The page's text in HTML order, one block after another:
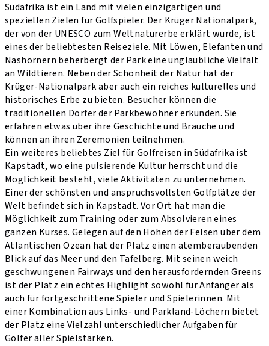
Südafrika ist ein Land mit vielen einzigartigen und
speziellen Zielen für Golfspieler. Der Krüger Nationalpark,
der von der UNESCO zum Weltnaturerbe erklärt wurde, ist
eines der beliebtesten Reiseziele. Mit Löwen, Elefanten und
Nashörnern beherbergt der Park eine unglaubliche Vielfalt
an Wildtieren. Neben der Schönheit der Natur hat der
Krüger-Nationalpark aber auch ein reiches kulturelles und
historisches Erbe zu bieten. Besucher können die
traditionellen Dörfer der Parkbewohner erkunden. Sie
erfahren etwas über ihre Geschichte und Bräuche und
können an ihren Zeremonien teilnehmen.
Ein weiteres beliebtes Ziel für Golfreisen in Südafrika ist
Kapstadt, wo eine pulsierende Kultur herrscht und die
Möglichkeit besteht, viele Aktivitäten zu unternehmen.
Einer der schönsten und anspruchsvollsten Golfplätze der
Welt befindet sich in Kapstadt. Vor Ort hat man die
Möglichkeit zum Training oder zum Absolvieren eines
ganzen Kurses. Gelegen auf den Höhen der Felsen über dem
Atlantischen Ozean hat der Platz einen atemberaubenden
Blick auf das Meer und den Tafelberg. Mit seinen weich
geschwungenen Fairways und den herausfordernden Greens
ist der Platz ein echtes Highlight sowohl für Anfänger als
auch für fortgeschrittene Spieler und Spielerinnen. Mit
einer Kombination aus Links- und Parkland-Löchern bietet
der Platz eine Vielzahl unterschiedlicher Aufgaben für
Golfer aller Spielstärken.